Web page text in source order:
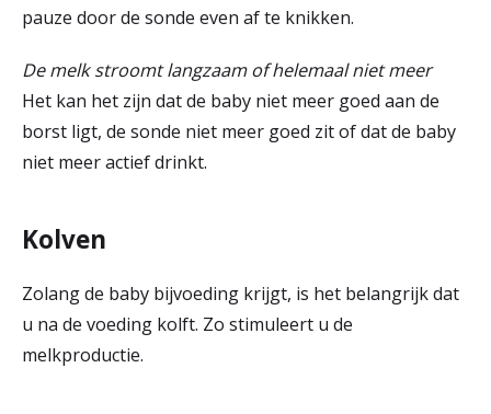
pauze door de sonde even af te knikken.
De melk stroomt langzaam of helemaal niet meer
Het kan het zijn dat de baby niet meer goed aan de
borst ligt, de sonde niet meer goed zit of dat de baby
niet meer actief drinkt.
Kolven
Zolang de baby bijvoeding krijgt, is het belangrijk dat
u na de voeding kolft. Zo stimuleert u de
melkproductie.